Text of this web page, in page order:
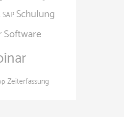
SAP Schulung
Software
Zeiterfassung